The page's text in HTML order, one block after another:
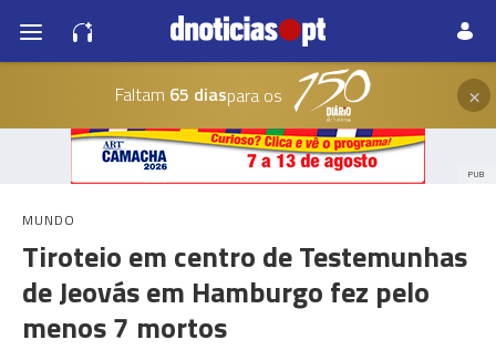
Faltam 65 diaspara os ×
PUB
MUNDO
Tiroteio em centro de Testemunhas
de Jeovás em Hamburgo fez pelo
menos 7 mortos